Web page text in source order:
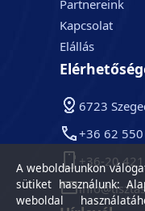
Partnereink
Kapcsolat
Elállás
6723
+36 62
+36-20
A weboldalunkon
sütiket használunk:
weboldal